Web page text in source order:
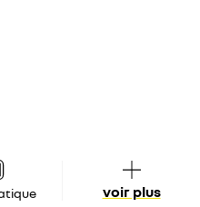
voir plus